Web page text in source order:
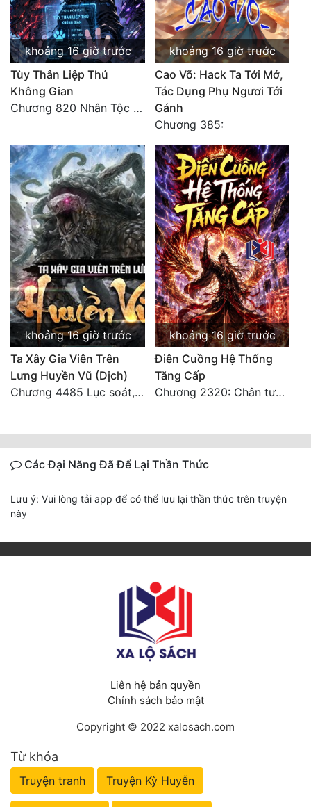
khoảng 16 giờ trước
Tùy Thân Liệp Thú
Không Gian
Chương 820 Nhân Tộc có thiên kiêu
khoảng 16 giờ trước
Cao Võ: Hack Ta Tới Mở,
Tác Dụng Phụ Ngươi Tới
Gánh
Chương 385:
khoảng 16 giờ trước
Ta Xây Gia Viên Trên
Lưng Huyền Vũ (Dịch)
Chương 4485 Lục soát, nhất định muốn tìm tới bọn họ.
khoảng 16 giờ trước
Điên Cuồng Hệ Thống
Tăng Cấp
Chương 2320: Chân tướng
Các Đại Năng Đã Để Lại Thần Thức
Lưu ý: Vui lòng tải app để có thể lưu lại thần thức trên truyện
này
Liên hệ bản quyền
Chính sách bảo mật
Copyright © 2022 xalosach.com
Từ khóa
Truyện tranh Truyện Kỳ Huyễn